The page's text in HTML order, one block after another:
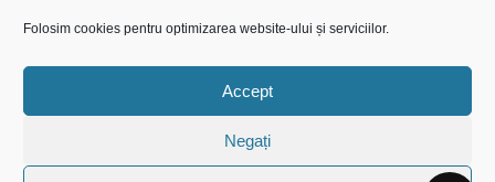
Folosim cookies pentru optimizarea website-ului și serviciilor.
Accept
Negați